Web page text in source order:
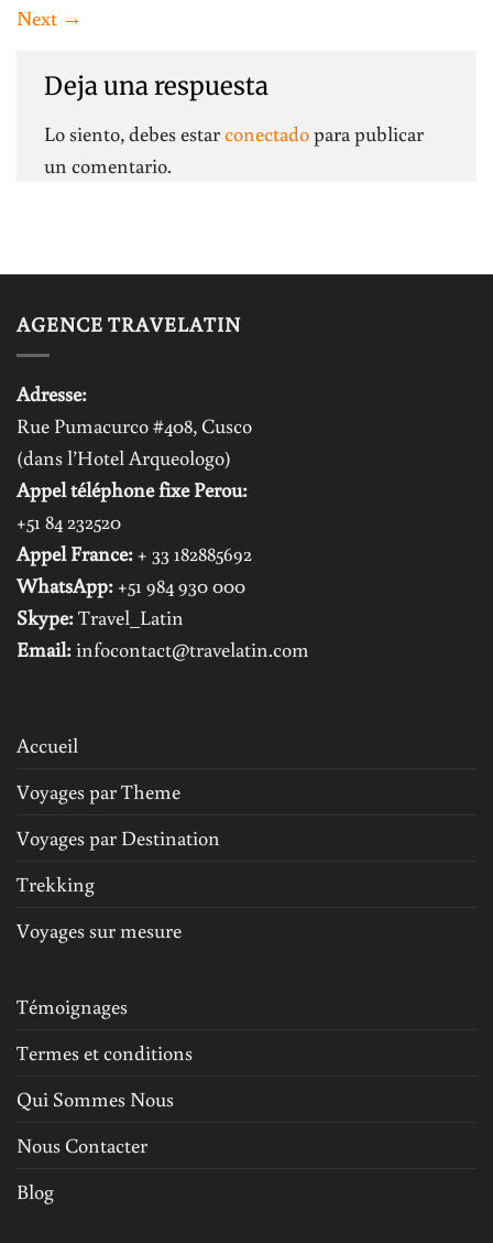
Next →
Deja una respuesta
Lo siento, debes estarconectadopara publicar
un comentario.
AGENCE TRAVELATIN
Adresse:
Rue Pumacurco #408, Cusco
(dans l’Hotel Arqueologo)
Appel téléphone fixe Perou:
+51 84 232520
Appel France: + 33 182885692
WhatsApp: +51 984 930 000
Skype:Travel_Latin
Email:infocontact@travelatin.com
Accueil
Voyages par Theme
Voyages par Destination
Trekking
Voyages sur mesure
Témoignages
Termes et conditions
Qui Sommes Nous
Nous Contacter
Blog